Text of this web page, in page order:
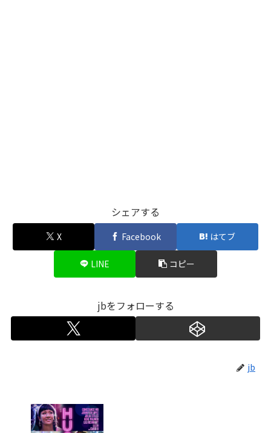
シェアする
X Facebook はてブ
LINE コピー
jbをフォローする
jb